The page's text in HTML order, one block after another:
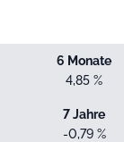
6 Monate
4,85 %
7 Jahre
-0,79 %